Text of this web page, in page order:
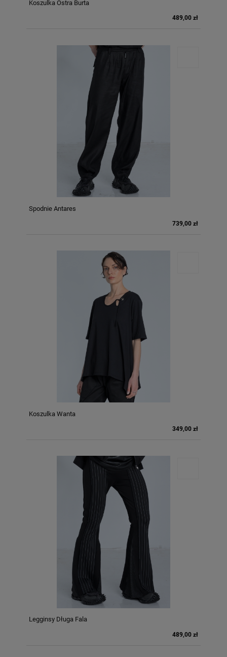
Koszulka Ostra Burta
489,00 zł
Spodnie Antares
739,00 zł
Koszulka Wanta
349,00 zł
Legginsy Długa Fala
489,00 zł